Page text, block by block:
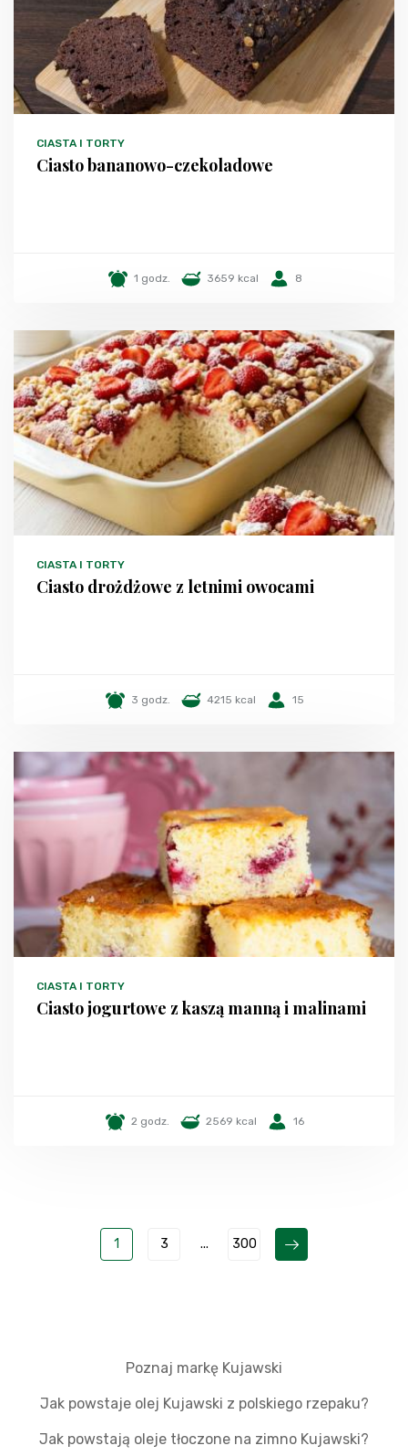
CIASTA I TORTY
Ciasto bananowo-czekoladowe
1 godz. 3659 kcal 8
CIASTA I TORTY
Ciasto drożdżowe z letnimi owocami
3 godz. 4215 kcal 15
CIASTA I TORTY
Ciasto jogurtowe z kaszą manną i malinami
2 godz. 2569 kcal 16
1 3 ... 300
Poznaj markę Kujawski
Jak powstaje olej Kujawski z polskiego rzepaku?
Jak powstają oleje tłoczone na zimno Kujawski?